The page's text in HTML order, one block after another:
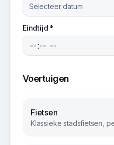
Selecteer datum
Eindtijd *
Voertuigen
Fietsen